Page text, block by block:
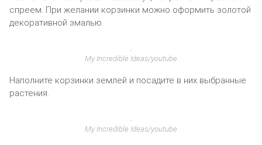
спреем. При желании корзинки можно оформить золотой
декоративной эмалью.
My Incredible Ideas/youtube
Наполните корзинки землей и посадите в них выбранные
растения.
My Incredible Ideas/youtube